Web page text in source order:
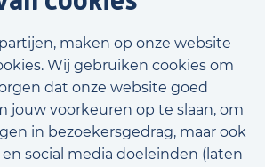
maken op onze website
Wij gebruiken cookies om
dat onze website goed
jouw voorkeuren op te slaan, om
in bezoekersgedrag, maar ook
social media doeleinden (laten